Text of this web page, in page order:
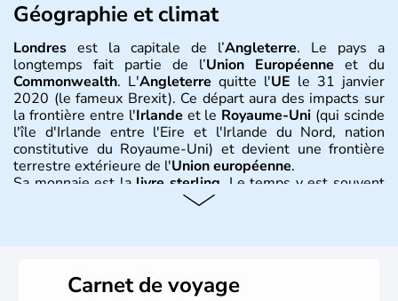
Géographie et climat
Londres est la capitale de l’Angleterre. Le pays a
longtemps fait partie de l’Union Européenne et du
Commonwealth. L'Angleterre quitte l'UE le 31 janvier
2020 (le fameux Brexit). Ce départ aura des impacts sur
la frontière entre l'Irlande et le Royaume-Uni (qui scinde
l'île d'Irlande entre l'Eire et l'Irlande du Nord, nation
constitutive du Royaume-Uni) et devient une frontière
terrestre extérieure de l'Union européenne.
Sa monnaie est lalivre sterling . Le temps y est souvent
instable avec de nombreuses précipitations : il s’agit d’un
Histoire et administration
Carnet de voyage